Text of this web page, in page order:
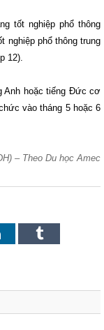
tốt nghiệp phổ thông
nghiệp phổ thông trung
12).
Anh hoặc tiếng Đức cơ
vào tháng 5 hoặc 6
– Theo Du học Amec
LinkedInTumblr